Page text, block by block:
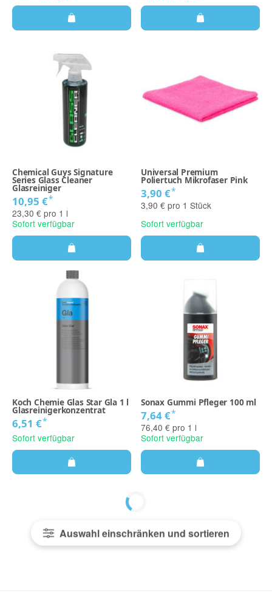
Auswahl einschränken und sortieren
Chemical Guys Signature
Series Glass Cleaner
Glasreiniger
10,95 €*
23,30 € pro 1 l
Sofort verfügbar
Universal Premium
Poliertuch Mikrofaser Pink
3,90 €*
3,90 € pro 1 Stück
Sofort verfügbar
Koch Chemie Glas Star Gla 1 l
Glasreinigerkonzentrat
6,51 €*
Sofort verfügbar
Sonax Gummi Pfleger 100 ml
7,64 €*
76,40 € pro 1 l
Sofort verfügbar